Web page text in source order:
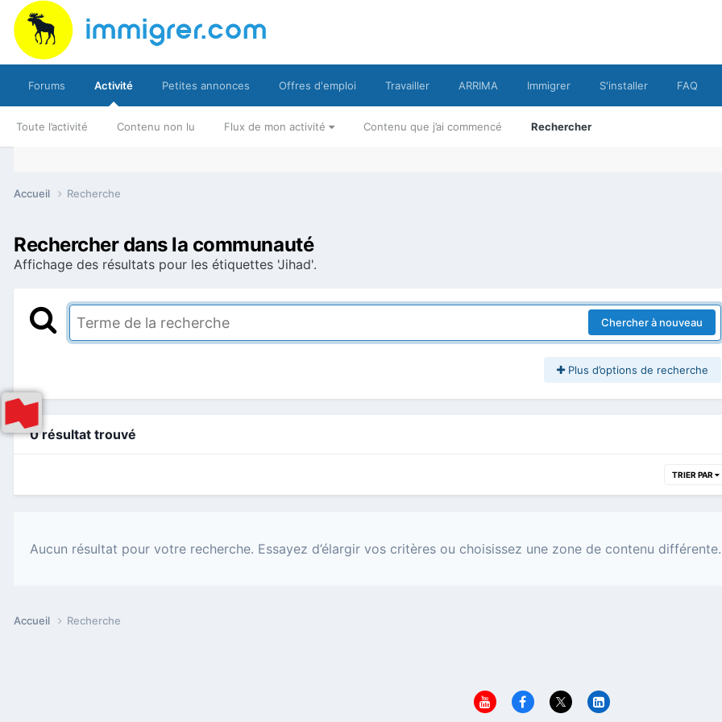
Forums Activité
Toute l’activité Contenu non lu Flux de mon activité Contenu que j’ai commencé Rechercher
Petites annonces Offres d'emploi Travailler ARRIMA Immigrer S'installer FAQ
Accueil Recherche
Rechercher dans la communauté
Affichage des résultats pour les étiquettes 'Jihad'.
Chercher à nouveau
Plus d’options de recherche
0 résultat trouvé
TRIER PAR
Aucun résultat pour votre recherche. Essayez d’élargir vos critères ou choisissez une zone de contenu différente.
Accueil Recherche